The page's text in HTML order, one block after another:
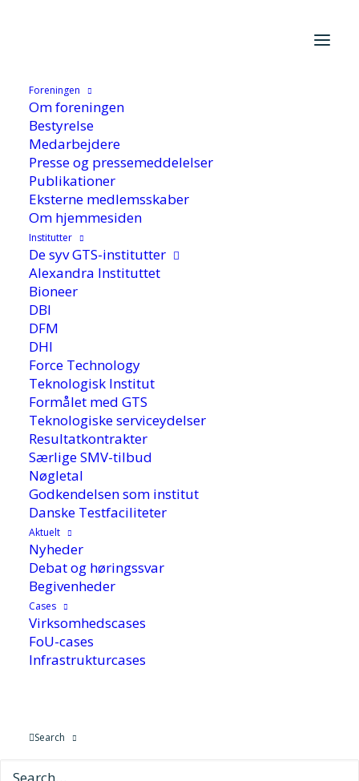
Foreningen
Om foreningen
Bestyrelse
Medarbejdere
Presse og pressemeddelelser
Publikationer
Eksterne medlemsskaber
Om hjemmesiden
Institutter
De syv GTS-institutter
Alexandra Instituttet
Bioneer
DBI
DFM
DHI
Force Technology
Teknologisk Institut
Formålet med GTS
Teknologiske serviceydelser
Resultatkontrakter
Særlige SMV-tilbud
Nøgletal
Godkendelsen som institut
Danske Testfaciliteter
Aktuelt
Nyheder
Debat og høringssvar
Begivenheder
Cases
Virksomhedscases
FoU-cases
Infrastrukturcases
Search
Hjem /De syv GTS-Institutter
Udvikling af nye digitale teknologier understøtter den grønne
omstilling
Udvikling af nye digitale
teknologier
understøtter den
grønne omstilling
11. februar 2021
teknologiske services inden for de næste fire år.